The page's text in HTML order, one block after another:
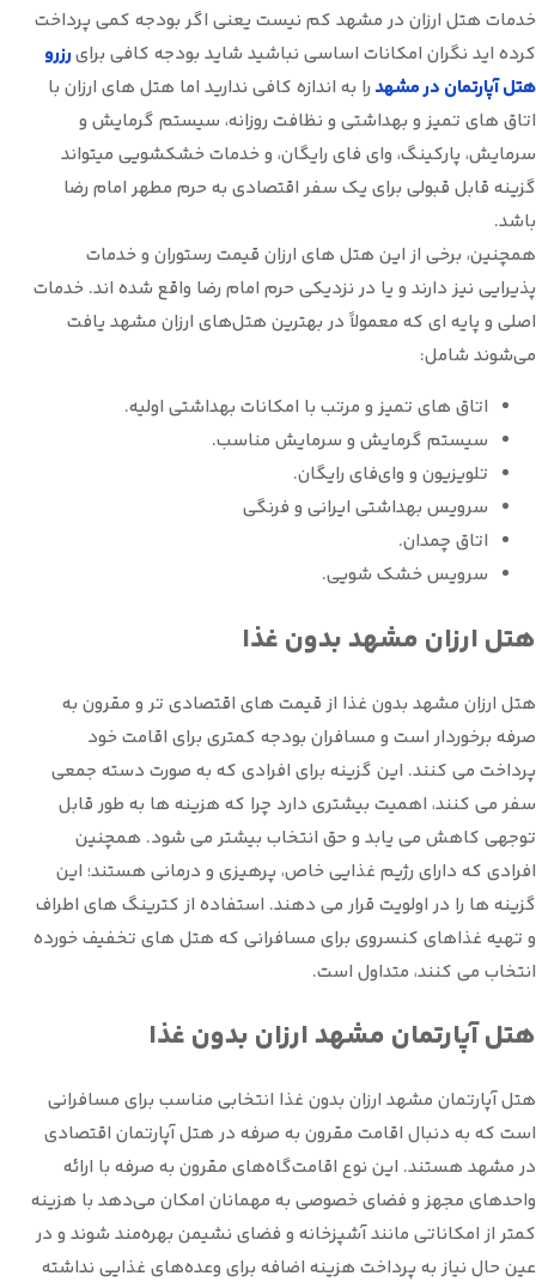
خدمات هتل ارزان در مشهد کم نیست یعنی اگر بودجه کمی پرداخت
کرده اید نگران امکانات اساسی نباشید شاید بودجه کافی برایرزرو
هتل آپارتمان در مشهدرا به اندازه کافی ندارید اما هتل های ارزان با
اتاق های تمیز و بهداشتی و نظافت روزانه، سیستم گرمایش و
سرمایش، پارکینگ، وای فای رایگان، و خدمات خشکشویی میتواند
گزینه قابل قبولی برای یک سفر اقتصادی به حرم مطهر امام رضا
باشد.
همچنین، برخی از این هتل های ارزان قیمت رستوران و خدمات
پذیرایی نیز دارند و یا در نزدیکی حرم امام رضا واقع شده اند. خدمات
اصلی و پایه ای که معمولاً در بهترین هتل‌های ارزان مشهد یافت
می‌شوند شامل:
اتاق های تمیز و مرتب با امکانات بهداشتی اولیه.
سیستم گرمایش و سرمایش مناسب.
تلویزیون و وای‌فای رایگان.
سرویس بهداشتی ایرانی و فرنگی
اتاق چمدان.
سرویس خشک شویی.
هتل ارزان مشهد بدون غذا
هتل ارزان مشهد بدون غذا از قیمت های اقتصادی تر و مقرون به
صرفه برخوردار است و مسافران بودجه کمتری برای اقامت خود
پرداخت می کنند. این گزینه برای افرادی که به صورت دسته جمعی
سفر می کنند، اهمیت بیشتری دارد چرا که هزینه ها به طور قابل
توجهی کاهش می یابد و حق انتخاب بیشتر می شود. همچنین
افرادی که دارای رژیم غذایی خاص، پرهیزی و درمانی هستند؛ این
گزینه ها را در اولویت قرار می دهند. استفاده از کترینگ های اطراف
و تهیه غذاهای کنسروی برای مسافرانی که هتل های تخفیف خورده
انتخاب می کنند، متداول است.
هتل آپارتمان مشهد ارزان بدون غذا
هتل آپارتمان مشهد ارزان بدون غذا انتخابی مناسب برای مسافرانی
است که به دنبال اقامت مقرون به صرفه در هتل آپارتمان اقتصادی
در مشهد هستند. این نوع اقامت‌گاه‌های مقرون به صرفه با ارائه
واحدهای مجهز و فضای خصوصی به مهمانان امکان می‌دهد با هزینه
کمتر از امکاناتی مانند آشپزخانه و فضای نشیمن بهره‌مند شوند و در
عین حال نیاز به پرداخت هزینه اضافه برای وعده‌های غذایی نداشته